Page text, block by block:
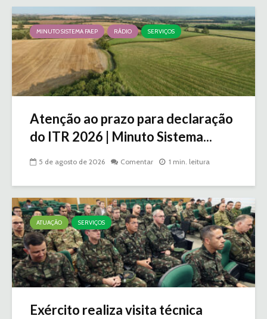
MINUTO SISTEMA FAEP RÁDIO SERVIÇOS
Atenção ao prazo para declaração
do ITR 2026 | Minuto Sistema...
5 de agosto de 2026 Comentar 1 min. leitura
ATUAÇÃO SERVIÇOS
Exército realiza visita técnica